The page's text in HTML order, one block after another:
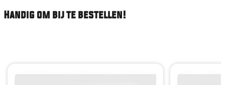
Handig om bij te bestellen!